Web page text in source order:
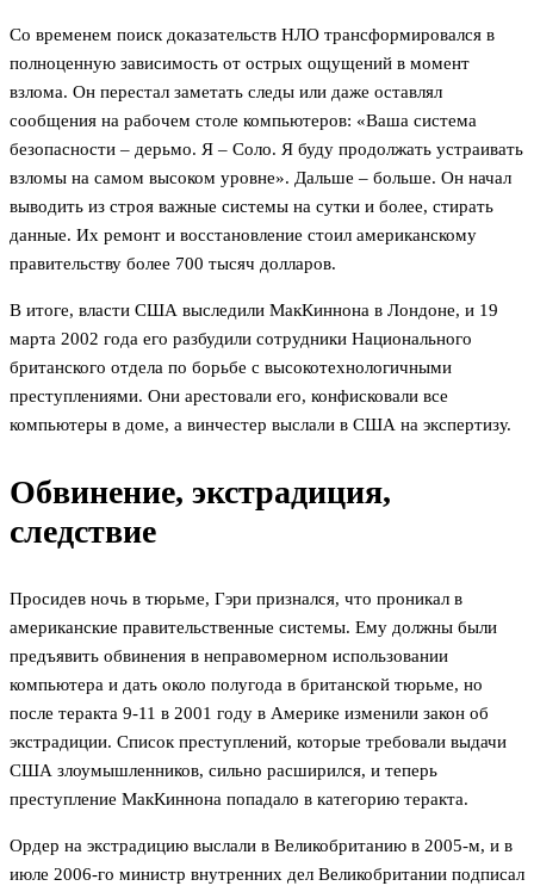
Со временем поиск доказательств НЛО трансформировался в
полноценную зависимость от острых ощущений в момент
взлома. Он перестал заметать следы или даже оставлял
сообщения на рабочем столе компьютеров: «Ваша система
безопасности – дерьмо. Я – Соло. Я буду продолжать устраивать
взломы на самом высоком уровне». Дальше – больше. Он начал
выводить из строя важные системы на сутки и более, стирать
данные. Их ремонт и восстановление стоил американскому
правительству более 700 тысяч долларов.
В итоге, власти США выследили МакКиннона в Лондоне, и 19
марта 2002 года его разбудили сотрудники Национального
британского отдела по борьбе с высокотехнологичными
преступлениями. Они арестовали его, конфисковали все
компьютеры в доме, а винчестер выслали в США на экспертизу.
Обвинение, экстрадиция,
следствие
Просидев ночь в тюрьме, Гэри признался, что проникал в
американские правительственные системы. Ему должны были
предъявить обвинения в неправомерном использовании
компьютера и дать около полугода в британской тюрьме, но
после теракта 9-11 в 2001 году в Америке изменили закон об
экстрадиции. Список преступлений, которые требовали выдачи
США злоумышленников, сильно расширился, и теперь
преступление МакКиннона попадало в категорию теракта.
Ордер на экстрадицию выслали в Великобританию в 2005-м, и в
июле 2006-го министр внутренних дел Великобритании подписал